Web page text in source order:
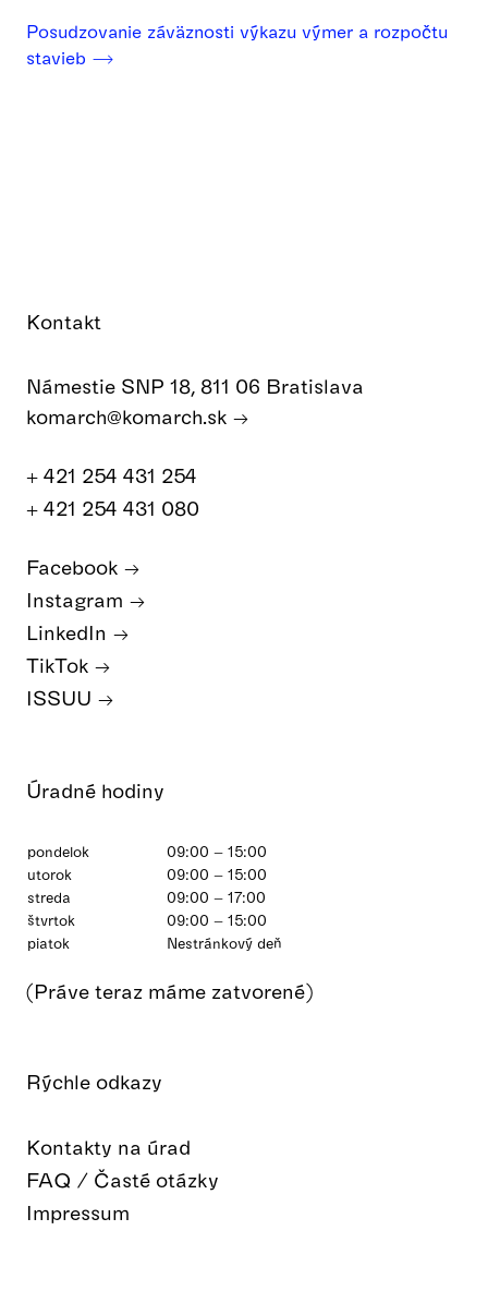
Posudzovanie záväznosti výkazu výmer a rozpočtu
stavieb ⟶
Rýchle odkazy
Kontakty na úrad
FAQ / Časté otázky
Impressum
Úradné hodiny
pondelok
09:00 – 15:00
utorok
09:00 – 15:00
streda
09:00 – 17:00
štvrtok
09:00 – 15:00
piatok
Nestránkový deň
(Práve teraz máme zatvorené)
Kontakt
Námestie SNP 18, 811 06 Bratislava
komarch@komarch.sk
+ 421 254 431 254
+ 421 254 431 080
Facebook
Instagram
LinkedIn
TikTok
ISSUU